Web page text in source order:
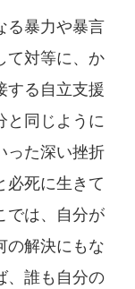
る暴力や暴言
て対等に、か
する自立支援
と同じように
った深い挫折
必死に生きて
では、自分が
の解決にもな
、誰も自分の